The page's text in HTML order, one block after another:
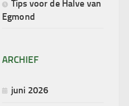
Tips voor de Halve van
Egmond
ARCHIEF
juni 2026